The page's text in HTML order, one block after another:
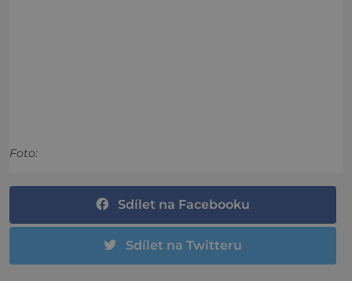
Foto:
Sdílet na Facebooku
Sdílet na Twitteru